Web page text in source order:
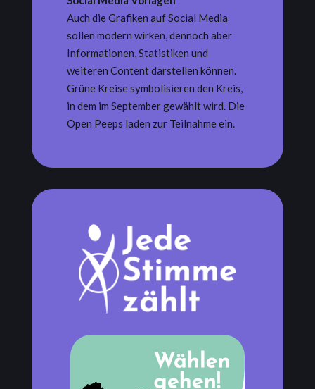
Auch die Grafiken auf Social Media
sollen modern wirken, dennoch aber
Informationen, Statistiken und
weiteren Content darstellen können.
Grüne Kreise symbolisieren den Kreis,
in dem im September gewählt wird. Die
Open Peeps laden zur Teilnahme ein.